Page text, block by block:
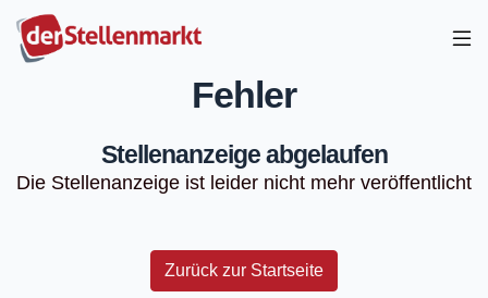
Fehler
Stellenanzeige abgelaufen
Die Stellenanzeige ist leider nicht mehr veröffentlicht
Zurück zur Startseite